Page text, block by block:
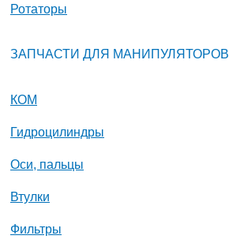
Ротаторы
ЗАПЧАСТИ ДЛЯ МАНИПУЛЯТОРОВ
КОМ
Гидроцилиндры
Оси, пальцы
Втулки
Фильтры